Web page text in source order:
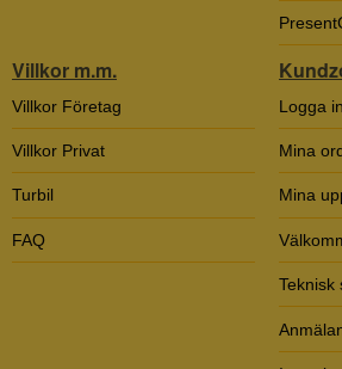
Villkor m.m.
Villkor Företag
Villkor Privat
Turbil
FAQ
Logga in
Mina
Mina
Teknisk